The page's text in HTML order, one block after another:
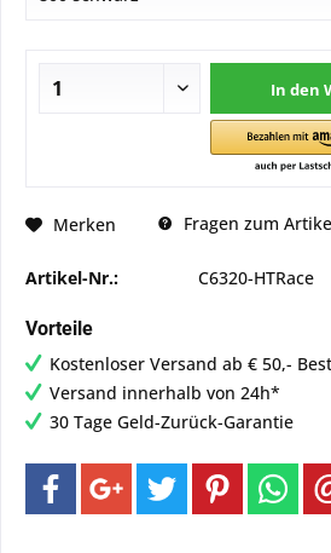
In den
Merken Fragen zum
Artikel-Nr.: C6320-HTRace
Vorteile
Kostenloser Versand ab € 50,-
Versand innerhalb von 24h*
30 Tage Geld-Zurück-Garantie